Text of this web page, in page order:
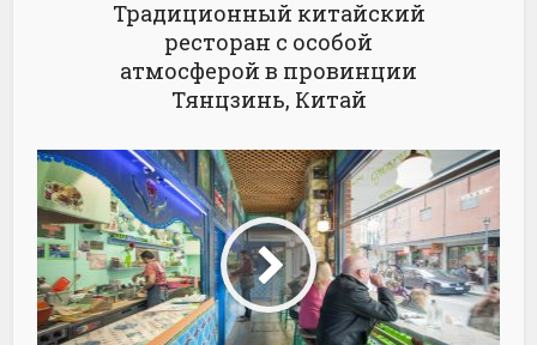
Традиционный китайский
ресторан с особой
атмосферой в провинции
Тянцзинь, Китай